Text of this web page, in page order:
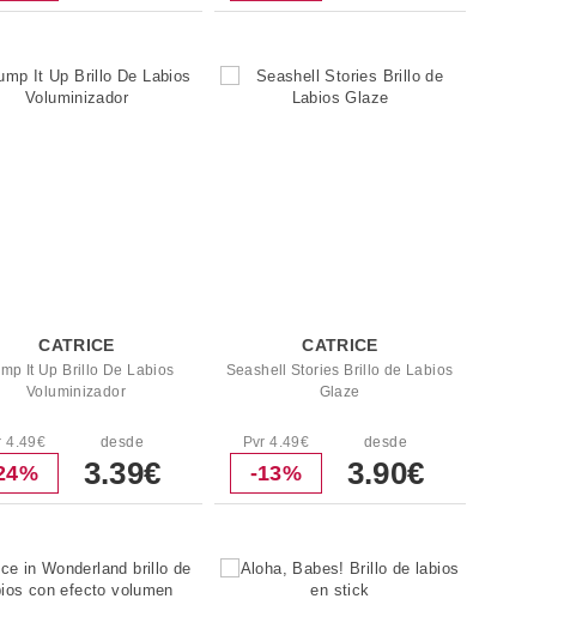
CATRICE
It Up Brillo De Labios
Voluminizador
4.49€ desde
3.39€
CATRICE
Seashell Stories Brillo de Labios
Glaze
Pvr 4.49€
-13%
desde
3.90€